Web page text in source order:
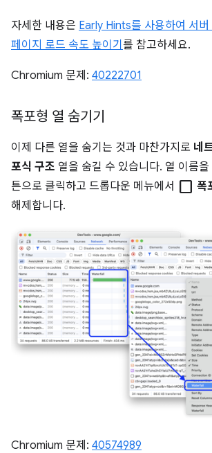
자세한 내용은 Early Hints를 사용하여 서버
페이지 로드 속도 높이기 를 참고하세요.
Chromium 문제: 40222701
폭포형 열 숨기기
이제 다른 열을 숨기는 것과 마찬가지로 네
포식 구조 열을 숨길 수 있습니다. 열 이름
튼으로 클릭하고 드롭다운 메뉴에서 check_box_outline_blank 폭
해제합니다.
Chromium 문제: 40574989